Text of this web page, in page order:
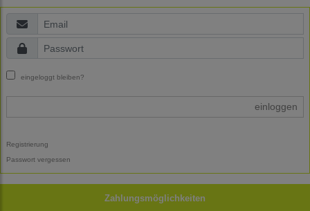
eingeloggt bleiben?
einloggen
Registrierung
Passwort vergessen
Zahlungsmöglichkeiten